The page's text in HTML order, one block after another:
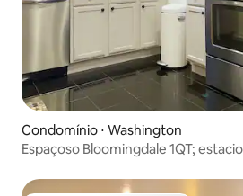
Condomínio ⋅ Washington
Espaçoso Bloomingdale 1QT;